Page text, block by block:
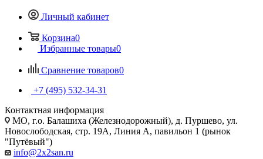
Личный кабинет
Корзина0
Избранные товары0
Сравнение товаров0
+7 (495) 532‑34‑31
Контактная информация
МО, г.о. Балашиха (Железнодорожный), д. Пуршево, ул.
Новослободская, стр. 19А, Линия А, павильон 1 (рынок
"Путёвый")
info@2x2san.ru